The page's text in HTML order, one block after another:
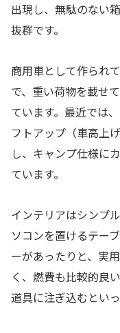
出現し、無駄のない
抜群です。
商用車として作られ
で、重い荷物を載せ
ています。最近では
フトアップ（車高上
し、キャンプ仕様に
ています。
インテリアはシンプ
ソコンを置けるテー
ーがあったりと、実
く、燃費も比較的良
道具に注ぎ込むとい